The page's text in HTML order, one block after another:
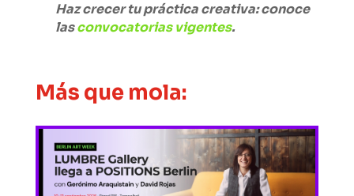
Haz crecer tu práctica creativa: conoce
lasconvocatorias vigentes.
Más que mola: